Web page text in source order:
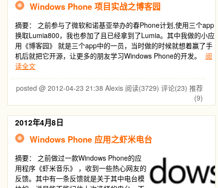
Windows Phone 项目实战之博客园
摘要： 之前参与了微软和诺基亚举办的春Phone计划,使用三个app
换取Lumia800，我也参加了且已经拿到了Lumia。其中我做的小应
用《博客园》 就是三个app中的一员，当时做的时候就想着赢了手
机后就把它开源，让更多的朋友学习Windows Phone的开发。
阅
读全文
posted @ 2012-04-23 21:38 Alexis 阅读(3729) 评论(23) 推荐
(9)
2012年4月8日
Windows Phone 应用之虾米电台
摘要： 之前做过一款Windows Phone的应
用程序《虾米音乐》 ，收到一些热心网友的
反馈。其中有一条反馈就是关于其中电台模